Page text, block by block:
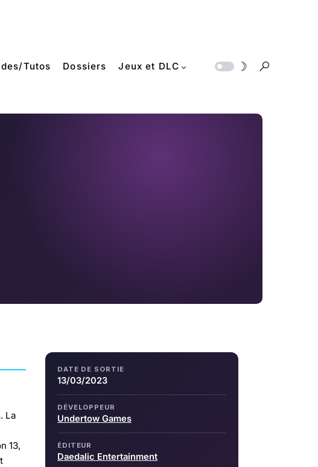
Tutos Dossiers Jeux et DLC
La
13,
DATE DE SORTIE
13/03/2023
DÉVELOPPEUR
Undertow Games
ÉDITEUR
Daedalic Entertainment